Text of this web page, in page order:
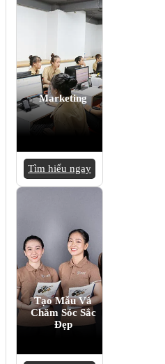
Marketing
Tìm hiểu ngay
Tạo Mẫu Và
Chăm Sóc Sắc
Đẹp